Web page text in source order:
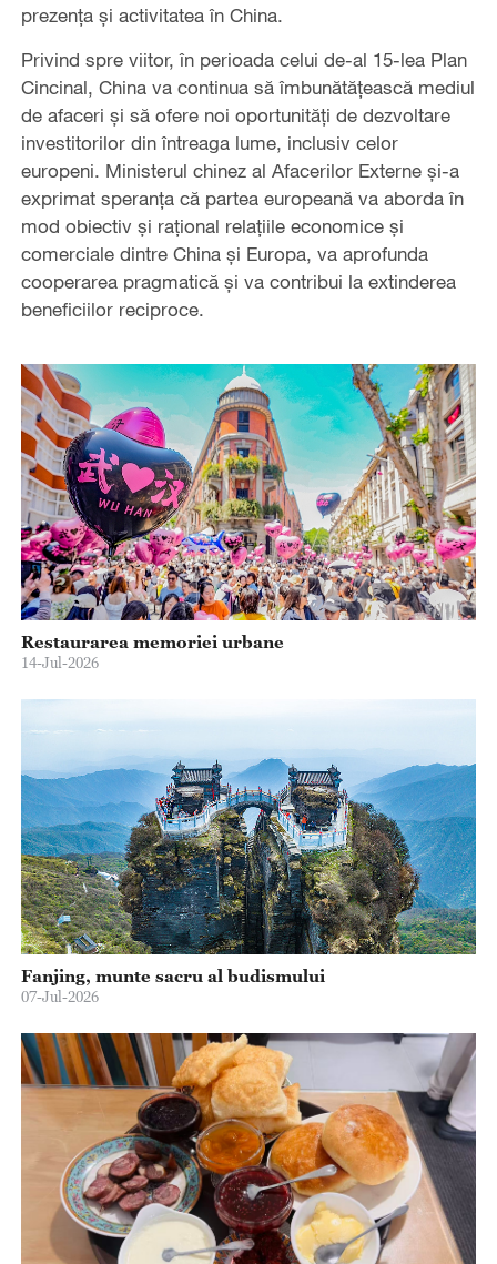
prezența și activitatea în China.
Privind spre viitor, în perioada celui de-al 15-lea Plan
Cincinal, China va continua să îmbunătățească mediul
de afaceri și să ofere noi oportunități de dezvoltare
investitorilor din întreaga lume, inclusiv celor
europeni. Ministerul chinez al Afacerilor Externe și-a
exprimat speranța că partea europeană va aborda în
mod obiectiv și rațional relațiile economice și
comerciale dintre China și Europa, va aprofunda
cooperarea pragmatică și va contribui la extinderea
beneficiilor reciproce.
Restaurarea memoriei urbane
14-Jul-2026
Fanjing, munte sacru al budismului
07-Jul-2026